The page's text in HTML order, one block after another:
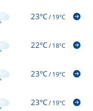
23°C/19°C
22°C/18°C
23°C/19°C
23°C/19°C